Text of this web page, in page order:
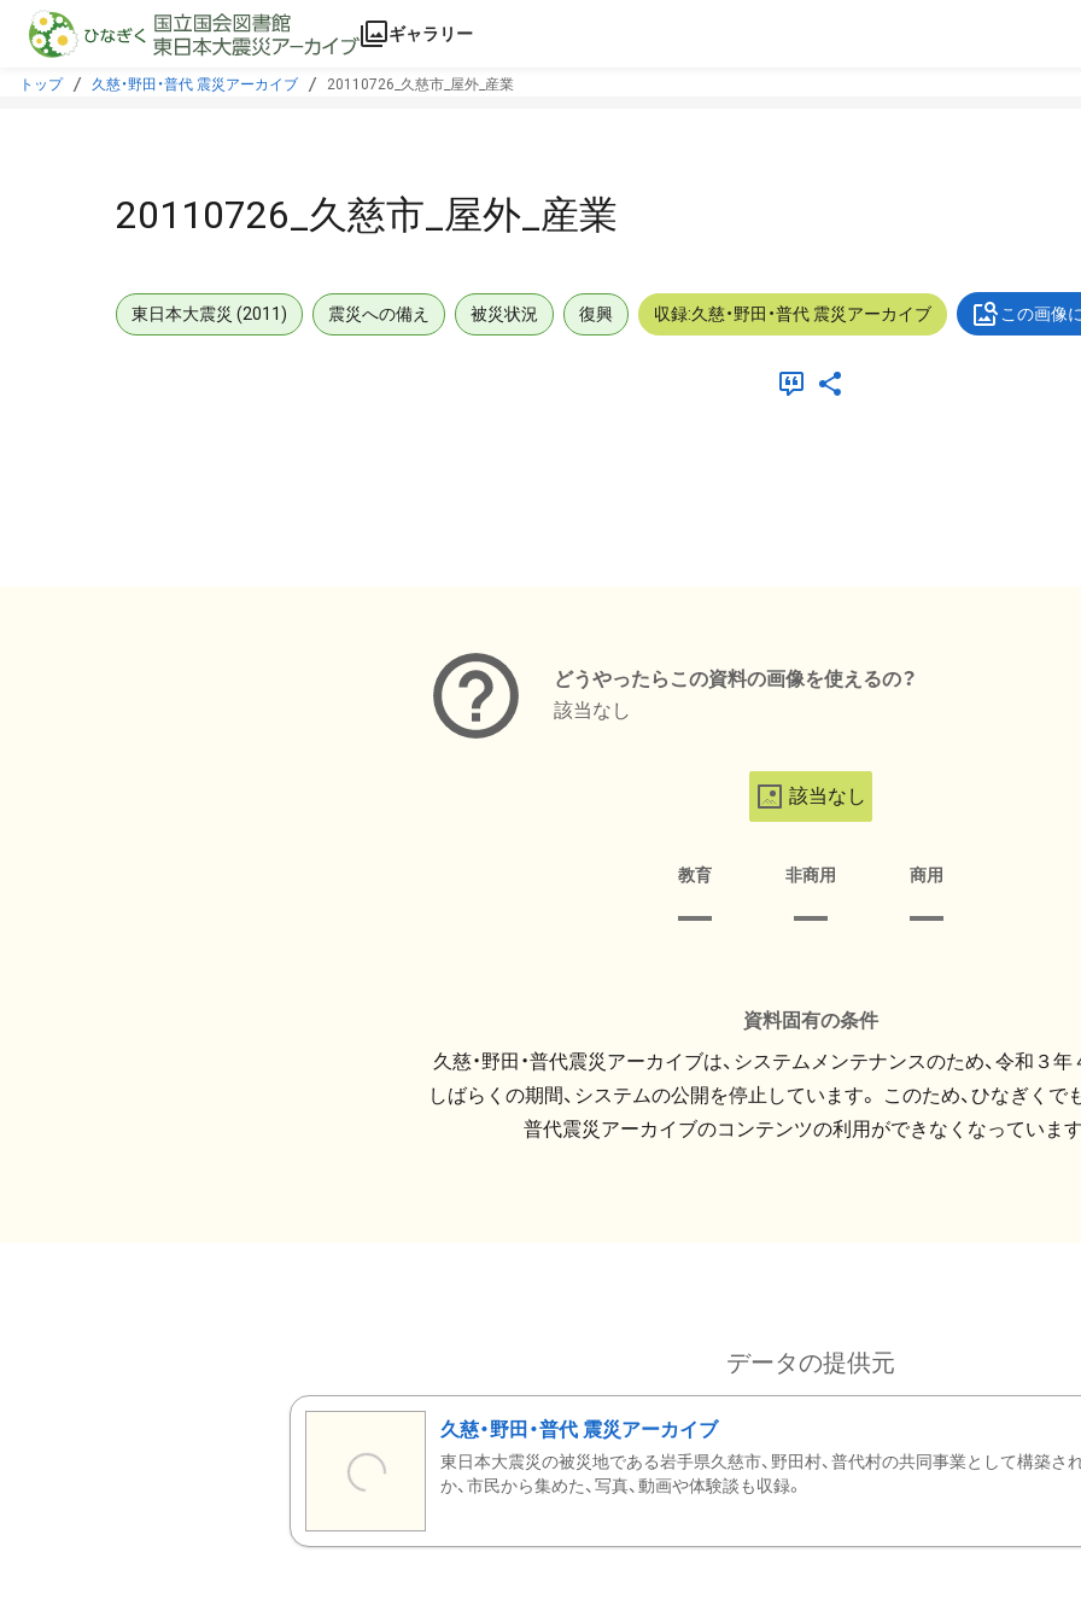
本文に飛ぶ
ギャラリー
トップ 久慈・野田・普代 震災アーカイブ 20110726_久慈市_屋外_産業
20110726_久慈市_屋外_産業
東日本大震災 (2011) 震災への備え 被災状況 復興 収録:久慈・野田・普代 震災アーカイブ この画像
どうやったらこの資料の画像を使えるの？
該当なし
該当なし
教育 非商用 商用
資料固有の条件
久慈・野田・普代震災アーカイブは、システムメンテナンスのため、令和３
しばらくの期間、システムの公開を停止しています。 このため、ひなぎくでも
普代震災アーカイブのコンテンツの利用ができなくなっています
データの提供元
久慈・野田・普代 震災アーカイブ
東日本大震災の被災地である岩手県久慈市、野田村、普代村の共同事業として構築さ
か、市民から集めた、写真、動画や体験談も収録。